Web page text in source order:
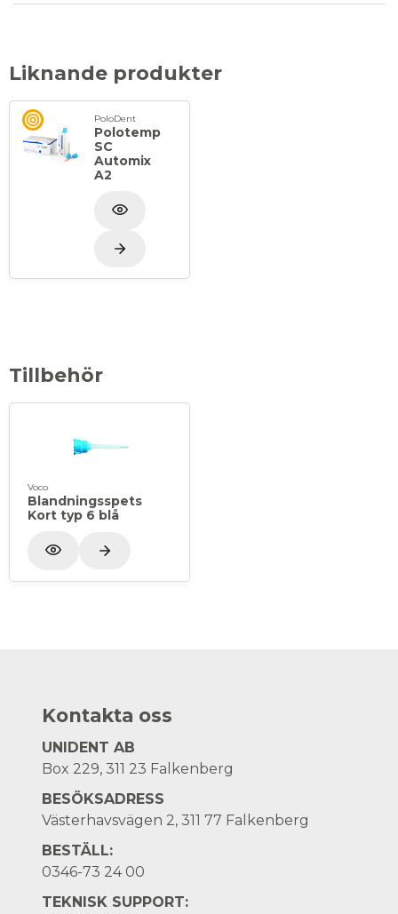
Liknande produkter
PoloDent
Polotemp
SC
Automix
A2
Tillbehör
Voco
Blandningsspets
Kort typ 6 blå
Kontakta oss
UNIDENT AB
Box 229, 311 23 Falkenberg
BESÖKSADRESS
Västerhavsvägen 2, 311 77 Falkenberg
BESTÄLL:
0346-73 24 00
TEKNISK SUPPORT: